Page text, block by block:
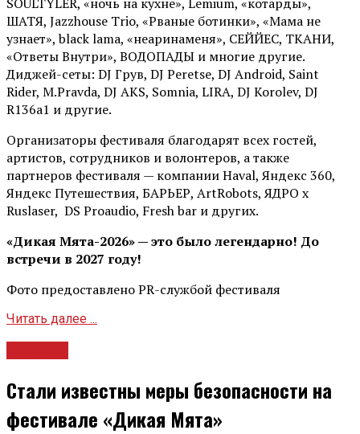
ШАТЯ, Jazzhouse Trio, «Рваные ботинки», «Мама не
узнает», black lama, «неаринаменя», СЕЙЙЕС, ТКАНИ,
«Ответы Внутри», ВОДОПАДЫ и многие другие.
Диджей-сеты: DJ Грув, DJ Peretse, DJ Android, Saint
Rider, М.Pravda, DJ AKS, Somnia, LIRA, DJ Korolev, DJ
R136a1 и другие.
Организаторы фестиваля благодарят всех гостей,
артистов, сотрудников и волонтеров, а также
партнеров фестиваля — компании Haval, Яндекс 360,
Яндекс Путешествия, БАРЬЕР, ArtRobots, ЯДРО х
Ruslaser, DS Proaudio, Fresh bar и других.
«Дикая Мята-2026» — это было легендарно! До
встречи в 2027 году!
Фото предоставлено PR-службой фестиваля
Читать далее ...
Стали известны меры безопасности на
фестивале «Дикая Мята»